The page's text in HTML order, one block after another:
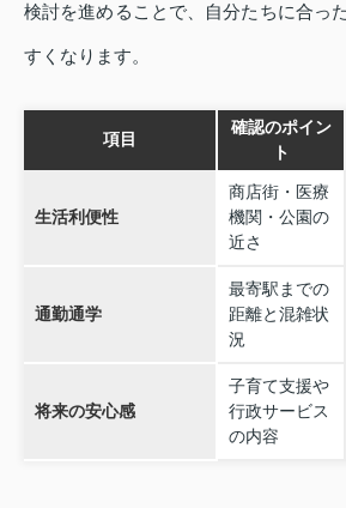
検討を進めることで、自分たちに合っ
すくなります。
項目
確認のポイン
ト
生活利便性
商店街・医療
機関・公園の
近さ
通勤通学
最寄駅までの
距離と混雑状
況
将来の安心感
子育て支援や
行政サービス
の内容